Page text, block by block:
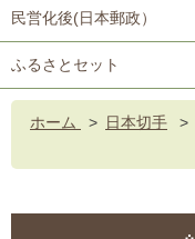
民営化後(日本郵政）
ふるさとセット
ホーム > 日本切手 >